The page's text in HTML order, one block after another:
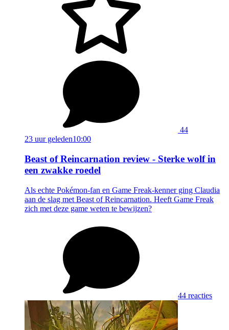
44
23 uur geleden10:00
Beast of Reincarnation review - Sterke wolf in
een zwakke roedel
Als echte Pokémon-fan en Game Freak-kenner ging Claudia
aan de slag met Beast of Reincarnation. Heeft Game Freak
zich met deze game weten te bewijzen?
44 reacties